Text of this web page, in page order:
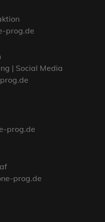
prog.de
| Social Media
prog.de
prog.de